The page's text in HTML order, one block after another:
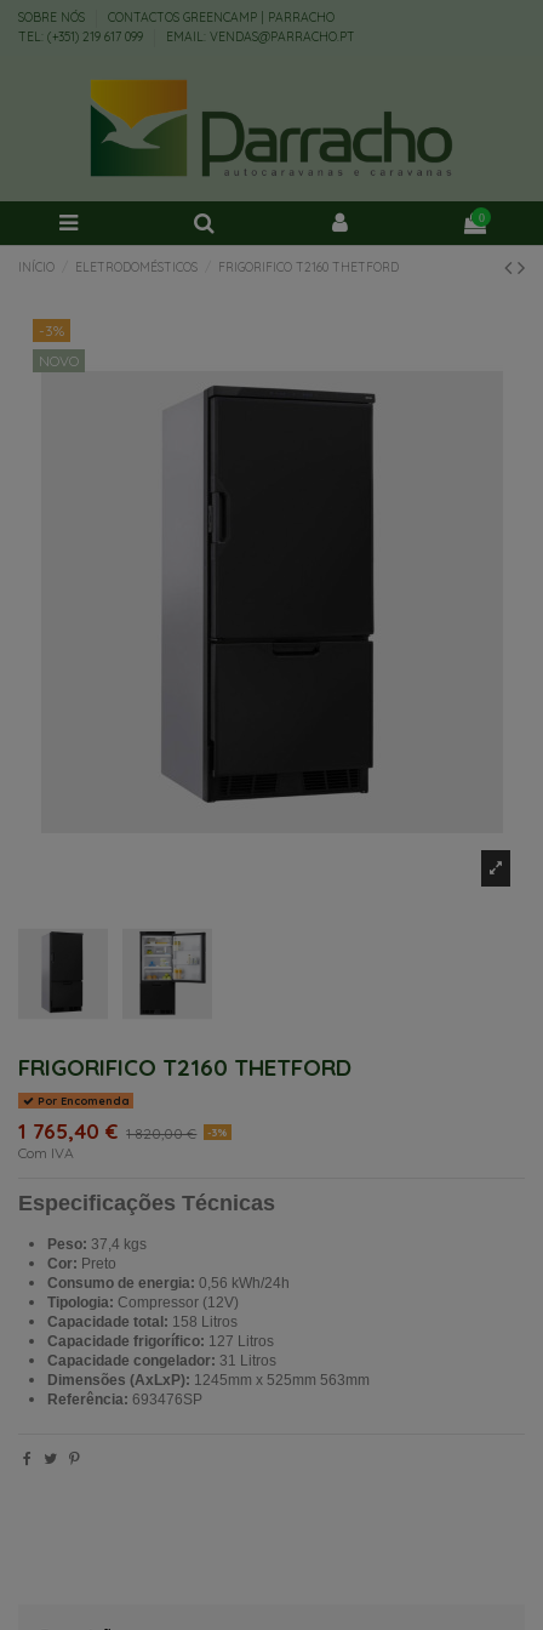
SOBRE NÓS
CONTACTOS GREENCAMP | PARRACHO
TEL: (+351) 219 617 099
EMAIL: VENDAS@PARRACHO.PT
0
INÍCIO ELETRODOMÉSTICOS FRIGORIFICO T2160 THETFORD
-3%
NOVO
FRIGORIFICO T2160 THETFORD
Por Encomenda
1 765,40 € 1 820,00 € -3%
Com IVA
Especificações Técnicas
Peso: 37,4 kgs
Cor: Preto
Consumo de energia: 0,56 kWh/24h
Tipologia: Compressor (12V)
Capacidade total: 158 Litros
Capacidade frigorífico: 127 Litros
Capacidade congelador: 31 Litros
Dimensões (AxLxP): 1245mm x 525mm 563mm
Referência: 693476SP